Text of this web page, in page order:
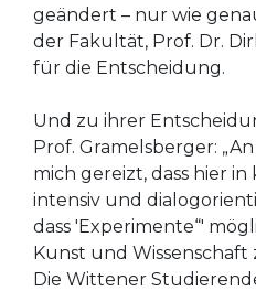
geändert – nur wie
der Fakultät, Prof. Dr.
für die Entscheidung.
Und zu ihrer
Prof. Gramelsberger:
mich gereizt, dass hier
intensiv und
dass 'Experimente“'
Kunst und
Die Wittener